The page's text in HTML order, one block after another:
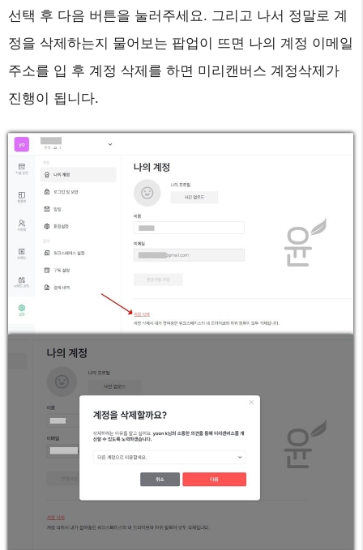
선택 후 다음 버튼을 눌러주세요. 그리고 나서 정말로 계
정을 삭제하는지 물어보는 팝업이 뜨면 나의 계정 이메일
주소를 입 후 계정 삭제를 하면 미리캔버스 계정삭제가
진행이 됩니다.